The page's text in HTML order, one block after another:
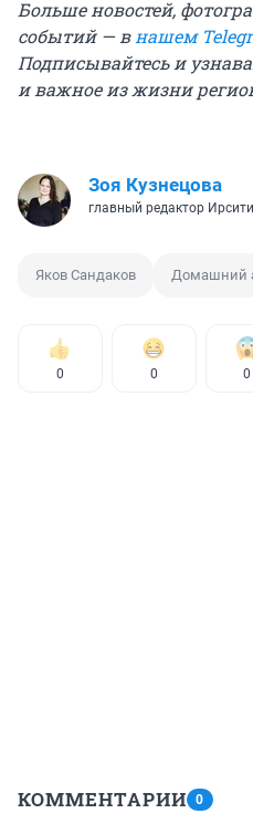
Больше новостей,
событий — внашем
Подписывайтесь и
и важное из жизни
Зоя Кузнецова
главный редактор
Яков Сандаков Домашний
0 0 0
КОММЕНТАРИИ 0